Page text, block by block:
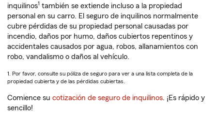
inquilinos1 también se extiende incluso a la propiedad
personal en su carro. El seguro de inquilinos normalmente
cubre pérdidas de su propiedad personal causadas por
incendio, daños por humo, daños cubiertos repentinos y
accidentales causados por agua, robos, allanamientos con
robo, vandalismo o daños al vehículo.
1. Por favor, consulte su póliza de seguro para ver a una lista completa de la
propiedad cubierta y de las pérdidas cubiertas.
Comience su cotización de seguro de inquilinos. ¡Es rápido y
sencillo!